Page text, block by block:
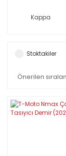
Kappa
Stoktakiler